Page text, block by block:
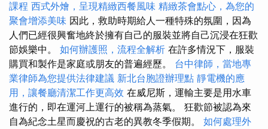
課程 西式外燴，呈現精緻西餐風味 精緻茶會點心，為您的
聚會增添美味 因此，救助時期給人一種特殊的氛圍，因為
人們已經很興奮地終於擁有自己的服裝並將自己沉浸在狂歡
節娛樂中。 如何辦護照，流程全解析 在許多情況下，服裝
購買和製作是家庭或朋友的普遍經歷。 台中律師，當地專
業律師為您提供法律建議 新北台胞證辦理點 靜電機的應
用，讓餐廳清潔工作更高效 在威尼斯，運輸主要是用水車
進行的，即在運河上運行的被稱為蒸氣。 狂歡節被認為來
自為紀念土星而慶祝的古老的異教冬季假期。 如何處理外